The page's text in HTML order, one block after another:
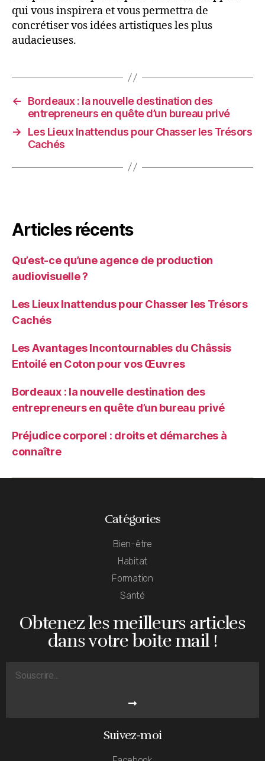
qui vous inspirera et vous permettra de
concrétiser vos idées artistiques les plus
audacieuses.
←
Bordeaux : la nouvelle destination des
entrepreneurs en quête d’un bureau privé
→
Les Lieux Inattendus pour Chasser les Trésors
Cachés
Articles récents
Qu’est-ce qu’une agence de production
audiovisuelle ?
Les Lieux Inattendus pour Chasser les Trésors
Cachés
Les Avantages Incontournables du Châssis
Entoilé en Coton pour vos Œuvres
Bordeaux : la nouvelle destination des
entrepreneurs en quête d’un bureau privé
Préjudice corporel : droits et démarches à
connaître
Catégories
Bien-être
Habitat
Formation
Santé
Obtenez les meilleurs articles
dans votre boite mail !
Suivez-moi